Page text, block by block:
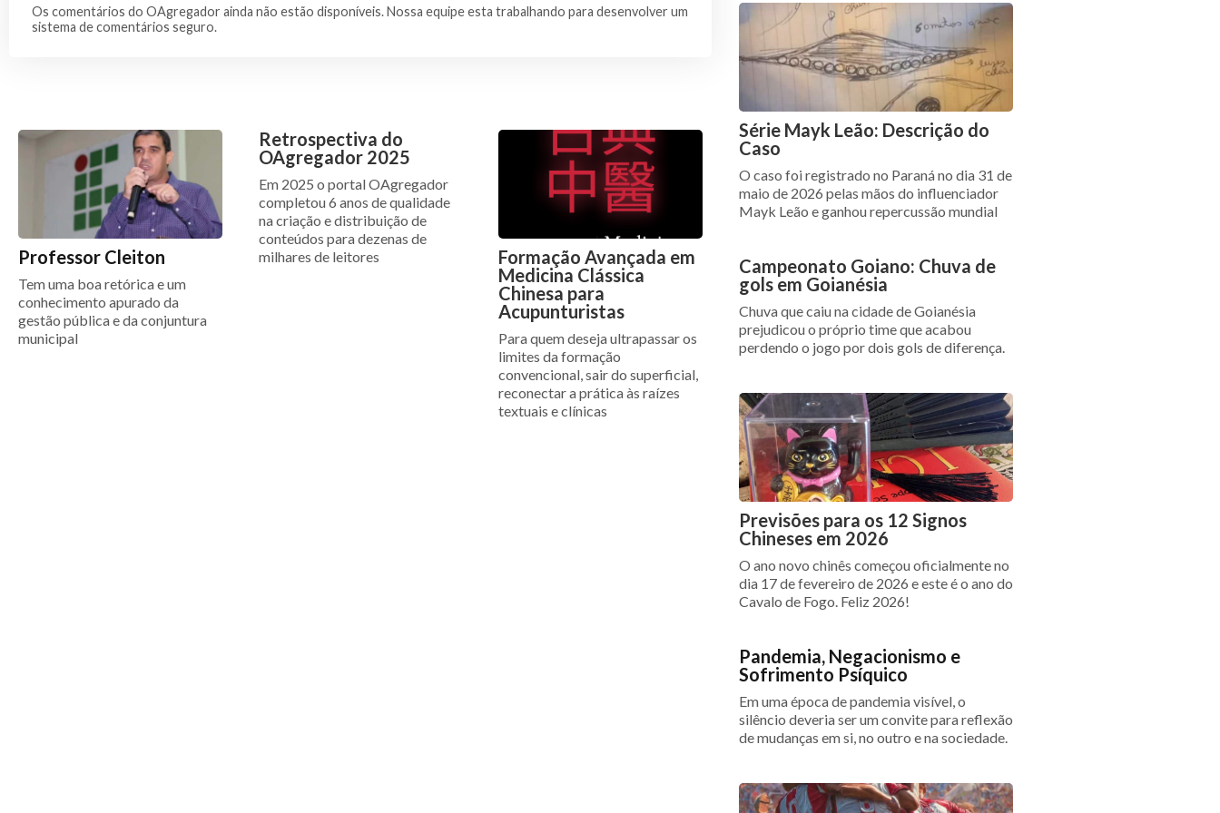
Os comentários do OAgregador ainda não estão disponíveis. Nossa equipe esta trabalhando para desenvolver um
sistema de comentários seguro.
Professor Cleiton
Tem uma boa retórica e um
conhecimento apurado da
gestão pública e da conjuntura
municipal
Retrospectiva do
OAgregador 2025
Em 2025 o portal OAgregador
completou 6 anos de qualidade
na criação e distribuição de
conteúdos para dezenas de
milhares de leitores
Formação Avançada em
Medicina Clássica
Chinesa para
Acupunturistas
Para quem deseja ultrapassar os
limites da formação
convencional, sair do superficial,
reconectar a prática às raízes
textuais e clínicas
Série Mayk Leão: Descrição do
Caso
O caso foi registrado no Paraná no dia 31 de
maio de 2026 pelas mãos do influenciador
Mayk Leão e ganhou repercussão mundial
Campeonato Goiano: Chuva de
gols em Goianésia
Chuva que caiu na cidade de Goianésia
prejudicou o próprio time que acabou
perdendo o jogo por dois gols de diferença.
Previsões para os 12 Signos
Chineses em 2026
O ano novo chinês começou oficialmente no
dia 17 de fevereiro de 2026 e este é o ano do
Cavalo de Fogo. Feliz 2026!
Pandemia, Negacionismo e
Sofrimento Psíquico
Em uma época de pandemia visível, o
silêncio deveria ser um convite para reflexão
de mudanças em si, no outro e na sociedade.